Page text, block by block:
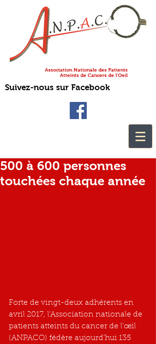
Association Nationale des Patients
Atteints de Cancers de l'Oeil
Suivez-nous sur Facebook
500 à 600 personnes
touchées chaque année
Forte de vingt-deux adhérents en
avril 2017, l'Association nationale de
patients atteints du cancer de l'œil
(ANPACO) fédère aujourd'hui 135